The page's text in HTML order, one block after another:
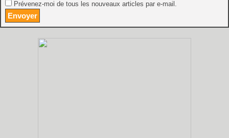
Prévenez-moi de tous les nouveaux articles par e-mail.